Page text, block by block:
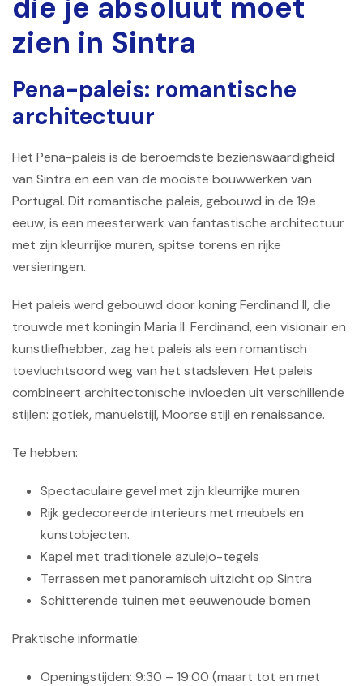
zien in Sintra
Pena-paleis: romantische
architectuur
Het Pena-paleis is de beroemdste bezienswaardigheid
van Sintra en een van de mooiste bouwwerken van
Portugal. Dit romantische paleis, gebouwd in de 19e
eeuw, is een meesterwerk van fantastische architectuur
met zijn kleurrijke muren, spitse torens en rijke
versieringen.
Het paleis werd gebouwd door koning Ferdinand II, die
trouwde met koningin Maria II. Ferdinand, een visionair en
kunstliefhebber, zag het paleis als een romantisch
toevluchtsoord weg van het stadsleven. Het paleis
combineert architectonische invloeden uit verschillende
stijlen: gotiek, manuelstijl, Moorse stijl en renaissance.
Te hebben:
Spectaculaire gevel met zijn kleurrijke muren
Rijk gedecoreerde interieurs met meubels en
kunstobjecten.
Kapel met traditionele azulejo-tegels
Terrassen met panoramisch uitzicht op Sintra
Schitterende tuinen met eeuwenoude bomen
Praktische informatie:
Openingstijden: 9:30 – 19:00 (maart tot en met